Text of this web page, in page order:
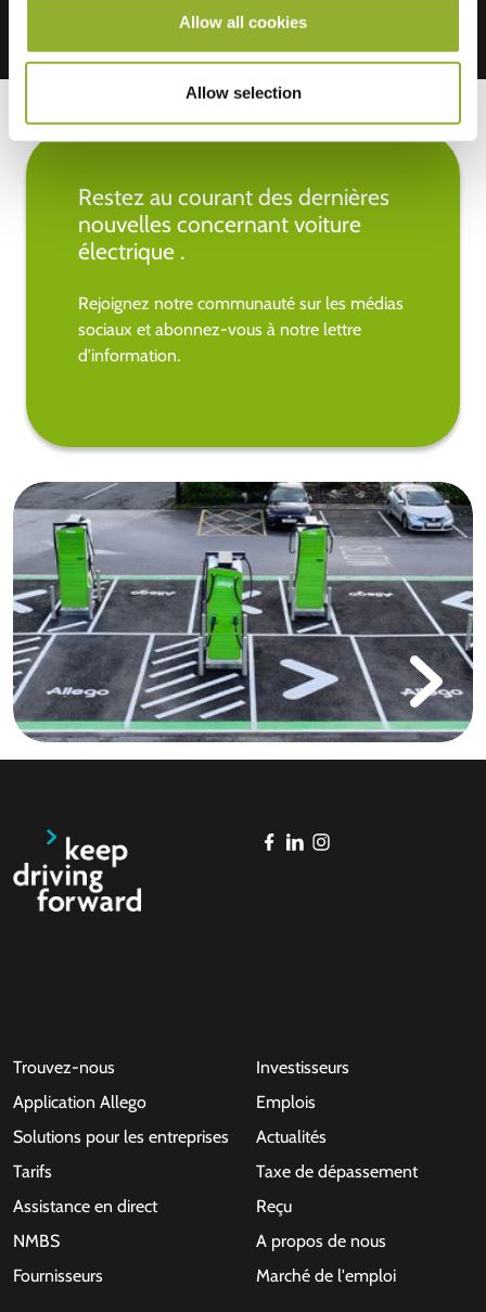
Allow all cookies
Allow selection
Restez au courant des dernières
nouvelles concernant voiture
électrique .
Rejoignez notre communauté sur les médias
sociaux et abonnez-vous à notre lettre
d'information.
Trouvez-nous
Application Allego
Solutions pour les entreprises
Tarifs
Assistance en direct
NMBS
Fournisseurs
Investisseurs
Emplois
Actualités
Taxe de dépassement
Reçu
A propos de nous
Marché de l'emploi